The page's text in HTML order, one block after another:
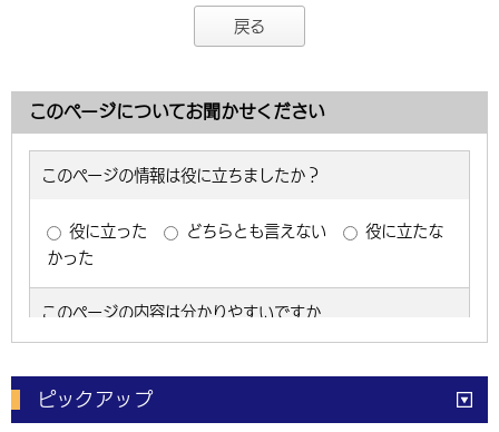
戻る
このページについてお聞かせください
ピックアップ